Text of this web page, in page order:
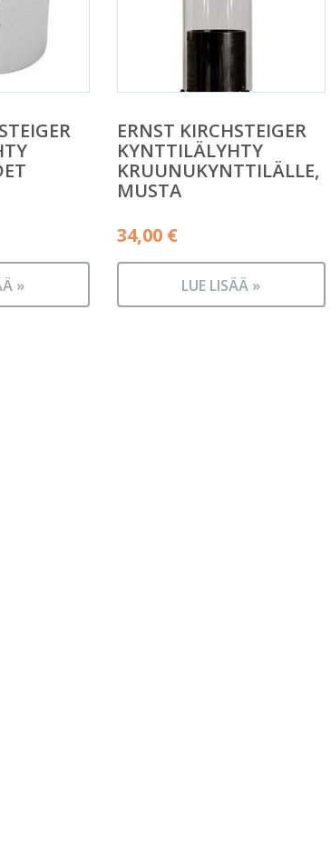
»
ERNST KIRCHSTEIGER
KYNTTILÄLYHTY
KRUUNUKYNTTILÄLLE,
MUSTA
34,00 €
LUE LISÄÄ »